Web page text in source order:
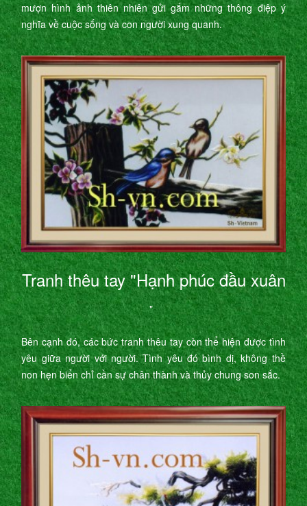
mượn hình ảnh thiên nhiên gửi gắm những thông điệp ý
nghĩa về cuộc sống và con người xung quanh.
Tranh thêu tay "Hạnh phúc đầu xuân
"
Bên cạnh đó, các bức tranh thêu tay còn thể hiện được tình
yêu giữa người với người. Tình yêu đó bình dị, không thề
non hẹn biển chỉ cần sự chân thành và thủy chung son sắc.